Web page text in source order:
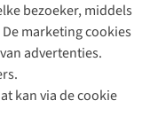
bezoeker, middels
marketing cookies
advertenties.
kan via de cookie